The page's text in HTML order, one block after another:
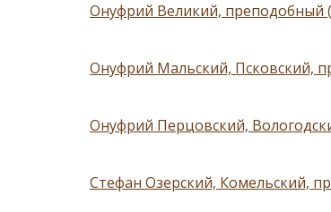
Онуфрий Великий, преподобный
Онуфрий Мальский, Псковский,
Онуфрий Перцовский,
Стефан Озерский, Комельский,